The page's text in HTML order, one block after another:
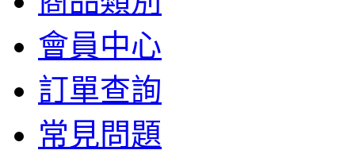
會員中心
訂單查詢
常見問題